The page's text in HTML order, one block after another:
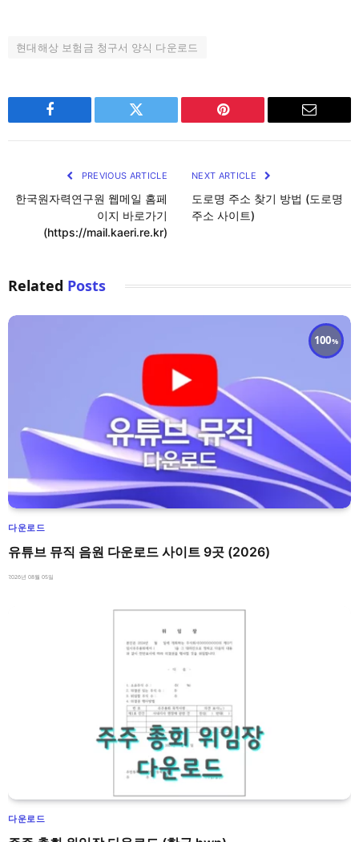
현대해상 보험금 청구서 양식 다운로드
Facebook Twitter Pinterest Email
PREVIOUS ARTICLE
한국원자력연구원 웹메일 홈페
이지 바로가기
(https://mail.kaeri.re.kr)
NEXT ARTICLE
도로명 주소 찾기 방법 (도로명
주소 사이트)
Related Posts
100
다운로드
유튜브 뮤직 음원 다운로드 사이트 9곳 (2026)
2026년 08월 05일
다운로드